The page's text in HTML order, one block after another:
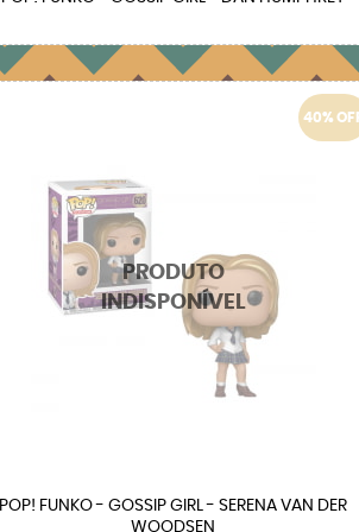
40%
POP! FUNKO - GOSSIP GIRL - SERENA VAN DER
WOODSEN